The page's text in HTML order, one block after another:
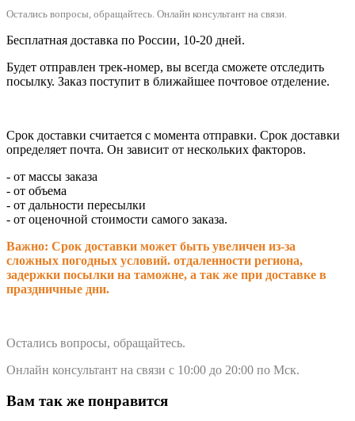
Остались вопросы, обращайтесь. Онлайн консультант на связи.
Бесплатная доставка по России, 10-20 дней.
Будет отправлен трек-номер, вы всегда сможете отследить
посылку. Заказ поступит в ближайшее почтовое отделение.
Срок доставки считается с момента отправки. Срок доставки
определяет почта. Он зависит от нескольких факторов.
- от массы заказа
- от объема
- от дальности пересылки
- от оценочной стоимости самого заказа.
Важно: Срок доставки может быть увеличен из-за
сложных погодных условий. отдаленности региона,
задержки посылки на таможне, а так же при доставке в
праздничные дни.
Остались вопросы, обращайтесь.
Онлайн консультант на связи с 10:00 до 20:00 по Мск.
Вам так же понравится